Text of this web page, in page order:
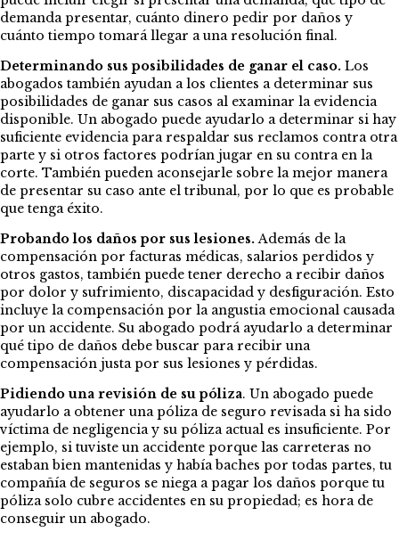
demanda presentar, cuánto dinero pedir por daños y
cuánto tiempo tomará llegar a una resolución final.
Determinando sus posibilidades de ganar el caso. Los
abogados también ayudan a los clientes a determinar sus
posibilidades de ganar sus casos al examinar la evidencia
disponible. Un abogado puede ayudarlo a determinar si hay
suficiente evidencia para respaldar sus reclamos contra otra
parte y si otros factores podrían jugar en su contra en la
corte. También pueden aconsejarle sobre la mejor manera
de presentar su caso ante el tribunal, por lo que es probable
que tenga éxito.
Probando los daños por sus lesiones. Además de la
compensación por facturas médicas, salarios perdidos y
otros gastos, también puede tener derecho a recibir daños
por dolor y sufrimiento, discapacidad y desfiguración. Esto
incluye la compensación por la angustia emocional causada
por un accidente. Su abogado podrá ayudarlo a determinar
qué tipo de daños debe buscar para recibir una
compensación justa por sus lesiones y pérdidas.
Pidiendo una revisión de su póliza. Un abogado puede
ayudarlo a obtener una póliza de seguro revisada si ha sido
víctima de negligencia y su póliza actual es insuficiente. Por
ejemplo, si tuviste un accidente porque las carreteras no
estaban bien mantenidas y había baches por todas partes, tu
compañía de seguros se niega a pagar los daños porque tu
póliza solo cubre accidentes en su propiedad; es hora de
conseguir un abogado.